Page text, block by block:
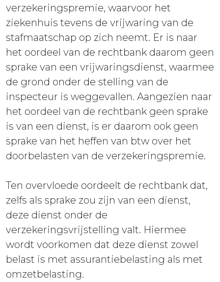
verzekeringspremie, waarvoor het
ziekenhuis tevens de vrijwaring van de
stafmaatschap op zich neemt. Er is naar
het oordeel van de rechtbank daarom geen
sprake van een vrijwaringsdienst, waarmee
de grond onder de stelling van de
inspecteur is weggevallen. Aangezien naar
het oordeel van de rechtbank geen sprake
is van een dienst, is er daarom ook geen
sprake van het heffen van btw over het
doorbelasten van de verzekeringspremie.
Ten overvloede oordeelt de rechtbank dat,
zelfs als sprake zou zijn van een dienst,
deze dienst onder de
verzekeringsvrijstelling valt. Hiermee
wordt voorkomen dat deze dienst zowel
belast is met assurantiebelasting als met
omzetbelasting.